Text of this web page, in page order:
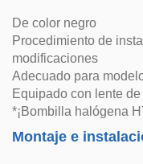
De color negro
Procedimiento de
modificaciones
Adecuado para
Equipado con lente
*¡Bombilla halógena
Montaje e